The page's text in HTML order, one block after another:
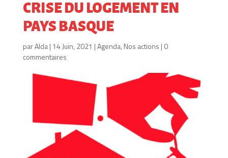
CRISE DU LOGEMENT EN
PAYS BASQUE
parAlda| 14 Juin, 2021 |Agenda, Nos actions | 0
commentaires